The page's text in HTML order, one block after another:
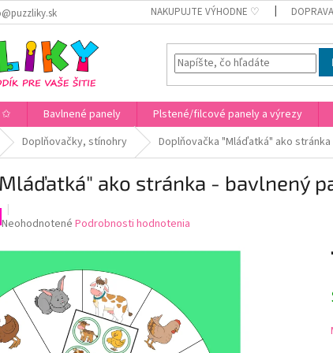
NAKUPUJTE VÝHODNE ♡ DOPRAVA
✩ Bavlnené panely Plstené/filcové panely a výrezy
Doplňovačky, stínohry Doplňovačka "Mláďatká" ako
ako stránka - bavlnený
Priemerné
produktu
0,0
z
5
hviezdičiek.
Neohodnotené Podrobnosti hodnotenia